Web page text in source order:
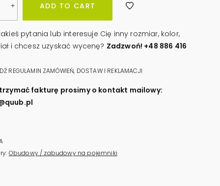
+ ADD TO CART
pytania lub interesuje Cię inny rozmiar, kolor,
i chcesz uzyskać wycenę? Zadzwoń! +48 886 416
REGULAMIN ZAMÓWIEŃ, DOSTAW I REKLAMACJI
fakturę prosimy o kontakt mailowy:
Obudowy / zabudowy na pojemniki